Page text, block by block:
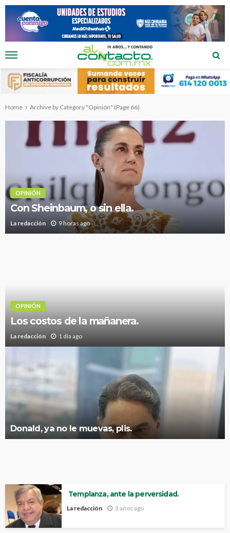
Home Archive by Category "Opinión" (Page 66)
OPINIÓN
Con Sheinbaum, o sin ella.
La redacción 9 horas ago
OPINIÓN
Los costos de la mañanera.
La redacción 1 día ago
Donald, ya no le muevas, plis.
Templanza, ante la perversidad.
La redacción 3 años ago